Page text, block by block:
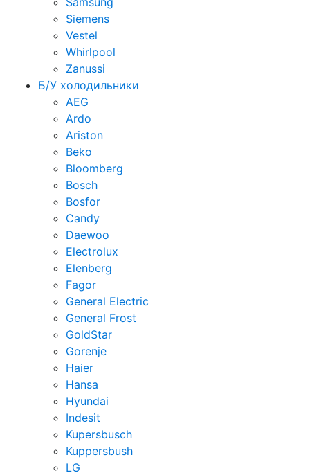
Siemens
Vestel
Whirlpool
Zanussi
Б/У холодильники
AEG
Ardo
Ariston
Beko
Bloomberg
Bosch
Bosfor
Candy
Daewoo
Electrolux
Elenberg
Fagor
General Electric
General Frost
GoldStar
Gorenje
Haier
Hansa
Hyundai
Indesit
Kupersbusch
Kuppersbush
LG